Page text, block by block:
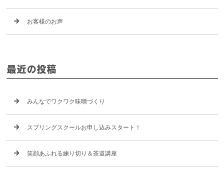
お客様のお声
最近の投稿
みんなでワクワク味噌づくり
スプリングスクールお申し込みスタート！
笑顔あふれる練り切り＆茶道講座